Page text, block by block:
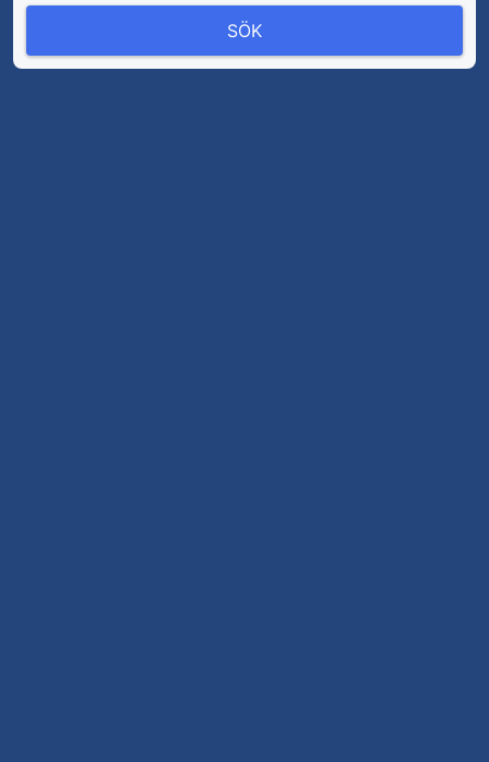
SÖK